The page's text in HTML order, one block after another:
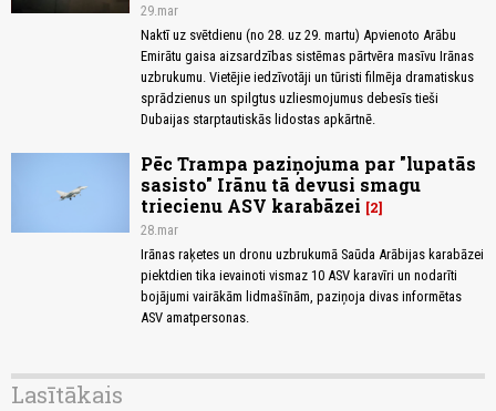
29.mar
Naktī uz svētdienu (no 28. uz 29. martu) Apvienoto Arābu
Emirātu gaisa aizsardzības sistēmas pārtvēra masīvu Irānas
uzbrukumu. Vietējie iedzīvotāji un tūristi filmēja dramatiskus
sprādzienus un spilgtus uzliesmojumus debesīs tieši
Dubaijas starptautiskās lidostas apkārtnē.
Pēc Trampa paziņojuma par "lupatās
sasisto" Irānu tā devusi smagu
triecienu ASV karabāzei
2
28.mar
Irānas raķetes un dronu uzbrukumā Saūda Arābijas karabāzei
piektdien tika ievainoti vismaz 10 ASV karavīri un nodarīti
bojājumi vairākām lidmašīnām, paziņoja divas informētas
ASV amatpersonas.
Lasītākais